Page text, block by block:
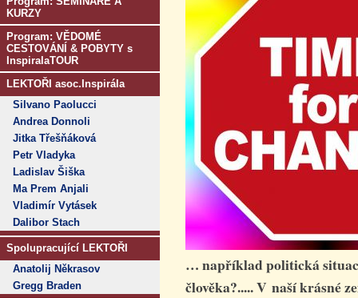
KURZY
Program: VĚDOMÉ
CESTOVÁNÍ & POBYTY s
InspiralaTOUR
LEKTOŘI asoc.Inspirála
Silvano Paolucci
Andrea Donnoli
Jitka Třešňáková
Petr Vladyka
Ladislav Šiška
Ma Prem Anjali
Vladimír Vytásek
Dalibor Stach
Spolupracující LEKTOŘI
Anatolij Někrasov
Gregg Braden
… například politická
člověka?..... V naší krásné